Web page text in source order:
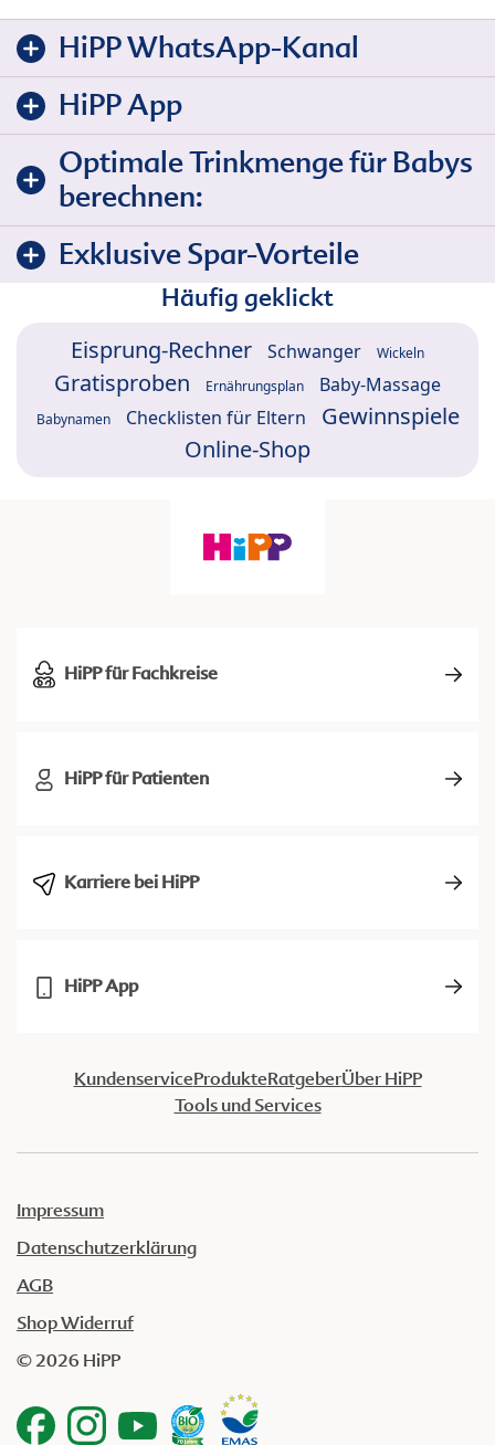
HiPP WhatsApp-Kanal
HiPP App
Optimale Trinkmenge für Babys
berechnen:
Exklusive Spar-Vorteile
Häufig geklickt
Eisprung-Rechner Schwanger Wickeln
Gratisproben Ernährungsplan Baby-Massage
Babynamen Checklisten für Eltern
Gewinnspiele
Online-Shop
HiPP für Fachkreise
HiPP für Patienten
Karriere bei HiPP
HiPP App
KundenserviceProdukteRatgeberÜber HiPP
Tools und Services
Impressum
Datenschutzerklärung
AGB
Shop Widerruf
© 2026 HiPP